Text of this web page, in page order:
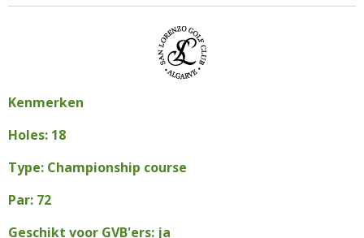
Kenmerken
Holes: 18
Type: Championship course
Par: 72
Geschikt voor GVB'ers: ja